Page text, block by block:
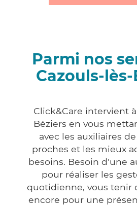
Parmi nos
Cazouls-
Click&Care intervient
Béziers en vous
avec les auxiliaires
proches et les mieux
besoins. Besoin d'une
pour réaliser les
quotidienne, vous tenir
encore pour une